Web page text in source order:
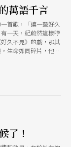
萬語千言
首歌，「讓一聲好久
一天，紀蔚然這樣哼
久不見》的戲，那其
生命如同碎片，他們
千言。
了！